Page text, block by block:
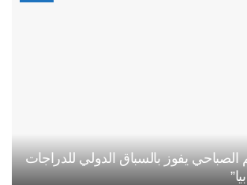
الصباحي يفوز بالسباق الدولي للدراجات